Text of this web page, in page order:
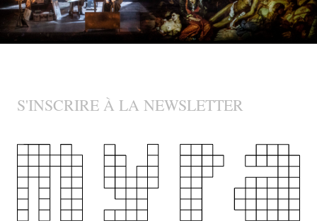
S'INSCRIRE À LA NEWSLETTER